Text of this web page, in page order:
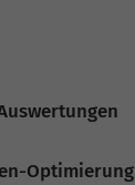
Optimierung